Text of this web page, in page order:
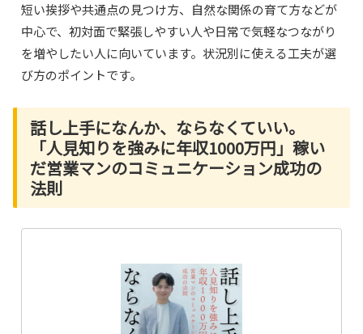
短い挨拶や共通点の見つけ方、自然な関係の育て方などが
中心で、初対面で緊張しやすい人や日常で気軽なつながり
を増やしたい人に向いています。状況別に使える工夫が選
び方のポイントです。
話し上手になんか、ならなくていい。
「人見知りを強みに年収1000万円」稼い
だ営業マンのコミュニケーション成功の
法則